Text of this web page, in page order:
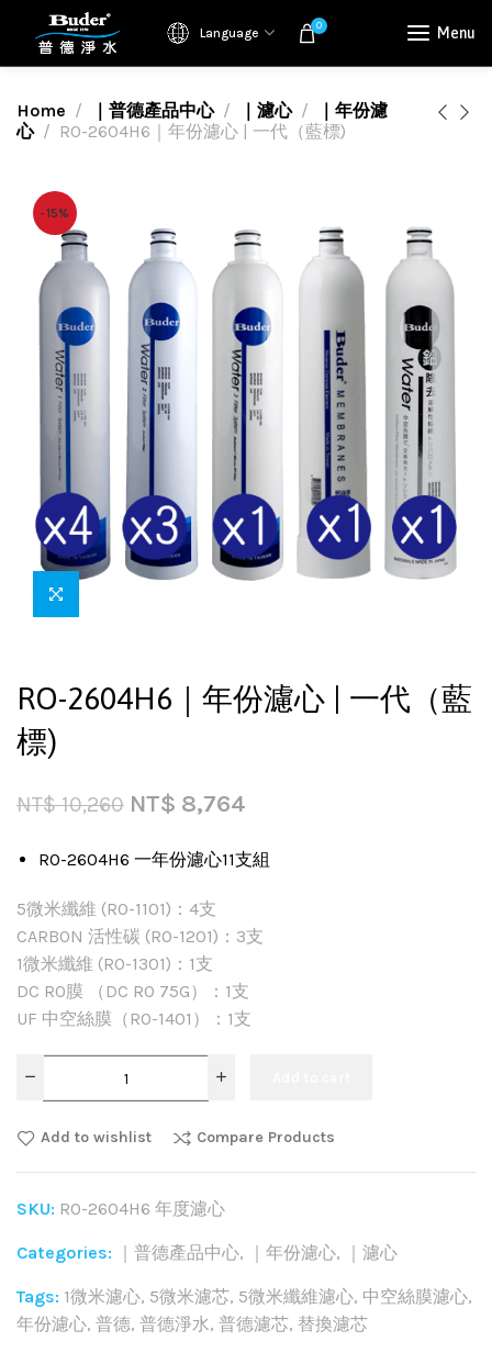
Language 0 Menu
Home ｜普德產品中心 ｜濾心
｜年份濾
心
RO-2604H6｜年份濾心 | 一代（藍標)
-15%
RO-2604H6｜年份濾心 | 一代（藍
標)
NT$10,260 NT$ 8,764
RO-2604H6 一年份濾心11支組
5微米纖維 (RO-1101)：4支
CARBON 活性碳 (RO-1201)：3支
1微米纖維 (RO-1301)：1支
DC RO膜 （DC RO 75G）：1支
UF 中空絲膜（RO-1401）：1支
Add to wishlist Compare Products
SKU: RO-2604H6 年度濾心
Categories: ｜普德產品中心, ｜年份濾心, ｜濾心
Tags: 1微米濾心, 5微米濾芯, 5微米纖維濾心, 中空絲膜濾心,
年份濾心, 普德, 普德淨水, 普德濾芯, 替換濾芯